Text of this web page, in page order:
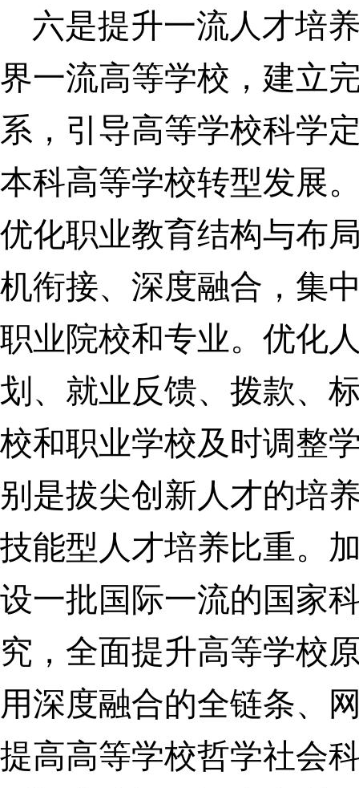
六是提升一流人才培
界一流高等学校，建立
系，引导高等学校科学
本科高等学校转型发展
优化职业教育结构与布
机衔接、深度融合，集
职业院校和专业。 优化
划、就业反馈、拨款、
校和职业学校及时调整
别是拔尖创新人才的培
技能型人才培养比重。
设一批国际一流的国家
究，全面提升高等学校
用深度融合的全链条、
提高高等学校哲学社会